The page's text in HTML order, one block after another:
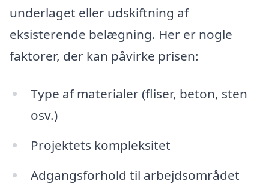
underlaget eller udskiftning af
eksisterende belægning. Her er nogle
faktorer, der kan påvirke prisen:
Type af materialer (fliser, beton, sten
osv.)
Projektets kompleksitet
Adgangsforhold til arbejdsområdet